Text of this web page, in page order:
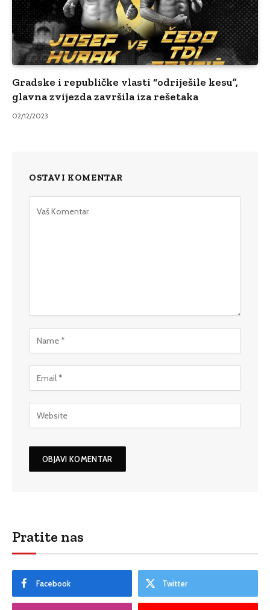
Gradske i republičke vlasti “odriješile kesu”,
glavna zvijezda završila iza rešetaka
02/12/2023
OSTAVI KOMENTAR
Pratite nas
Facebook Twitter